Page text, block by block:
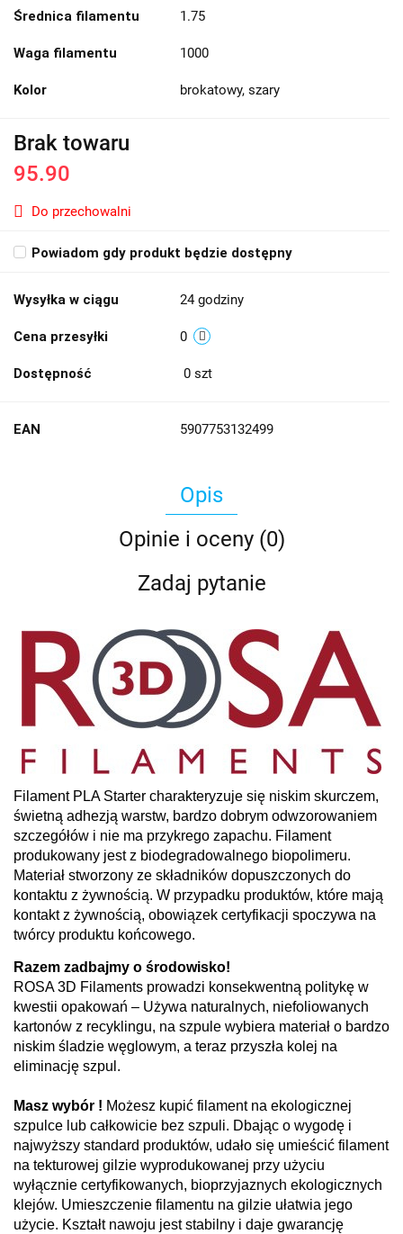
Średnica filamentu 1.75
Waga filamentu 1000
Kolor brokatowy, szary
Brak towaru
95.90
Do przechowalni
Powiadom gdy produkt będzie dostępny
Wysyłka w ciągu 24 godziny
Cena przesyłki 0
Dostępność 0 szt
EAN 5907753132499
Opis
Opinie i oceny (0)
Zadaj pytanie
Filament PLA Starter charakteryzuje się niskim skurczem,
świetną adhezją warstw, bardzo dobrym odwzorowaniem
szczegółów i nie ma przykrego zapachu. Filament
produkowany jest z biodegradowalnego biopolimeru.
Materiał stworzony ze składników dopuszczonych do
kontaktu z żywnością. W przypadku produktów, które mają
kontakt z żywnością, obowiązek certyfikacji spoczywa na
twórcy produktu końcowego.
Razem zadbajmy o środowisko!
ROSA 3D Filaments prowadzi konsekwentną politykę w
kwestii opakowań – Używa naturalnych, niefoliowanych
kartonów z recyklingu, na szpule wybiera materiał o bardzo
niskim śladzie węglowym, a teraz przyszła kolej na
eliminację szpul.
Masz wybór ! Możesz kupić filament na ekologicznej
szpulce lub całkowicie bez szpuli. Dbając o wygodę i
najwyższy standard produktów, udało się umieścić filament
na tekturowej gilzie wyprodukowanej przy użyciu
wyłącznie certyfikowanych, bioprzyjaznych ekologicznych
klejów. Umieszczenie filamentu na gilzie ułatwia jego
użycie. Kształt nawoju jest stabilny i daje gwarancję